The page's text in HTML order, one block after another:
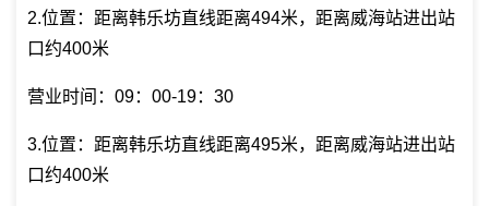
2.位置：距离韩乐坊直线距离494米，距离威海站进出站
口约400米
营业时间：09：00-19：30
3.位置：距离韩乐坊直线距离495米，距离威海站进出站
口约400米